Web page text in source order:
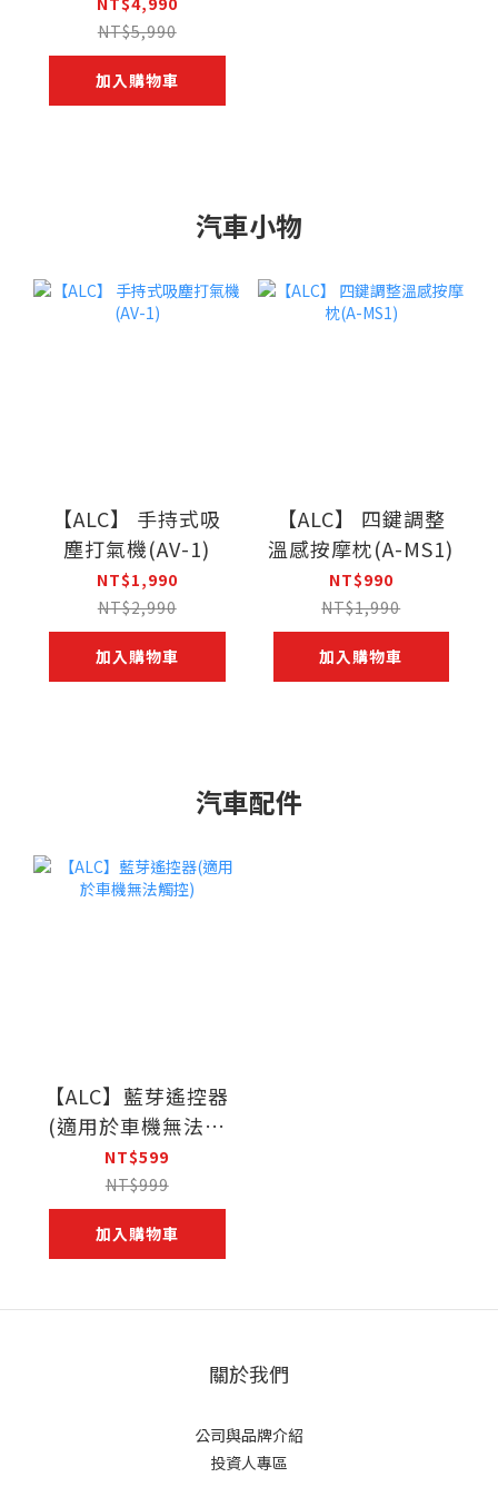
記錄器(i10+i10R)
NT$5,990
加入購物車
汽車小物
【ALC】 手持式吸
塵打氣機(AV-1)
NT$1,990
NT$2,990
加入購物車
【ALC】 四鍵調整
溫感按摩枕(A-MS1)
NT$990
NT$1,990
加入購物車
汽車配件
【ALC】藍芽遙控器
(適用於車機無法觸
控)
NT$599
NT$999
加入購物車
關於我們
公司與品牌介紹
投資人專區